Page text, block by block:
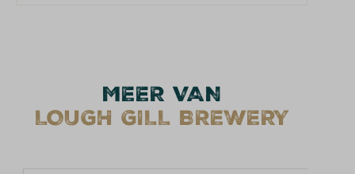
MEER VAN
LOUGH GILL BREWERY